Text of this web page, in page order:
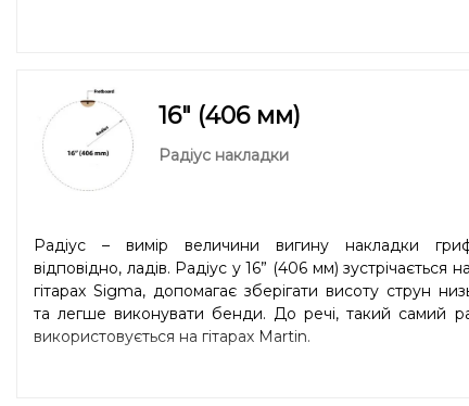
16" (406 мм)
Радіус накладки
Радіус – вимір величини вигину накладки
відповідно, ладів. Радіус у 16” (406 мм) зустрічається
гітарах Sigma, допомагає зберігати висоту струн
та легше виконувати бенди. До речі, такий самий
використовується на гітарах Martin.